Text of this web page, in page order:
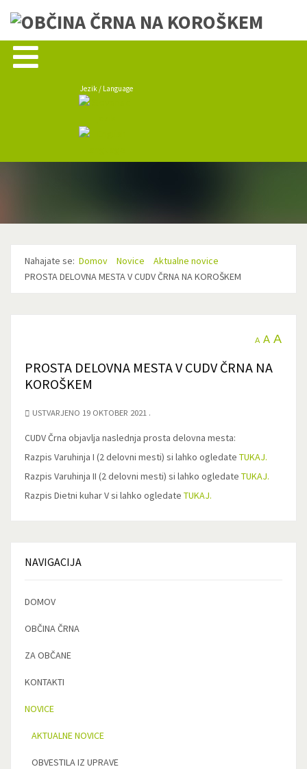
Jezik / Language
Nahajate se: Domov Novice
Aktualne novice
PROSTA DELOVNA MESTA V CUDV ČRNA NA KOROŠKEM
A A A
PROSTA DELOVNA MESTA V CUDV ČRNA NA
KOROŠKEM
USTVARJENO 19 OKTOBER 2021
CUDV Črna objavlja naslednja prosta delovna mesta:
Razpis Varuhinja I (2 delovni mesti) si lahko ogledate TUKAJ.
Razpis Varuhinja II (2 delovni mesti) si lahko ogledate TUKAJ.
Razpis Dietni kuhar V si lahko ogledate TUKAJ.
NAVIGACIJA
DOMOV
OBČINA ČRNA
ZA OBČANE
KONTAKTI
NOVICE
AKTUALNE NOVICE
OBVESTILA IZ UPRAVE